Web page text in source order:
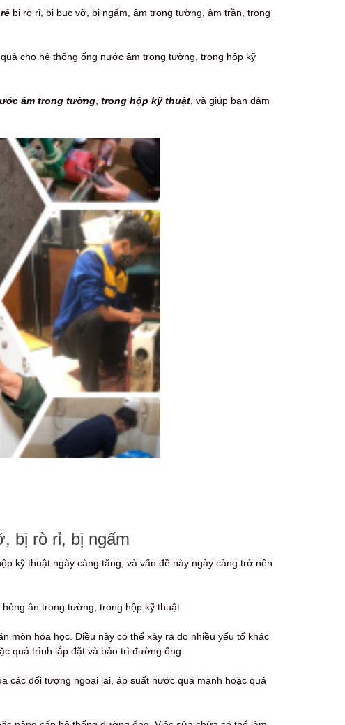
bị rò rỉ, bị bục vỡ, bị ngấm, âm trong tường, âm trần, trong
cho hệ thống ống nước âm trong tường, trong hộp kỹ
âm trong tường, trong hộp kỹ thuật, và giúp bạn đảm
bị rò rỉ, bị ngấm
kỹ thuật ngày càng tăng, và vấn đề này ngày càng trở nên
ân trong tường, trong hộp kỹ thuật.
mòn hóa học. Điều này có thể xảy ra do nhiều yếu tố khác
quá trình lắp đặt và bảo trì đường ống.
các đối tượng ngoại lai, áp suất nước quá mạnh hoặc quá